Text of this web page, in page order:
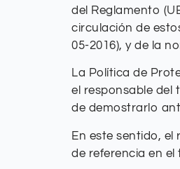
del Reglamento
circulación de
05-2016), y de la
La Política de
el responsable del
de demostrarlo
En este sentido,
de referencia en